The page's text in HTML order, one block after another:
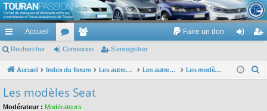
TouranPassion
Le forum des propriétaires ou futurs acquéreurs du Volkswagen Touran
cc
ès
pi
Accueil
or
u
e
m
Faire un don
ne nr
Rechercher Connexion S’enregistrer
Accueil Index du forum Les autres voitures et ce qui touche à la voiture Les autres modèles du groupe VW Les modèles Seat
Les modèles Seat
Modérateur : Modérateurs